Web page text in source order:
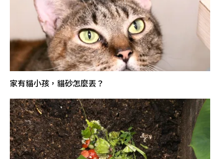
家有貓小孩，貓砂怎麼丟？